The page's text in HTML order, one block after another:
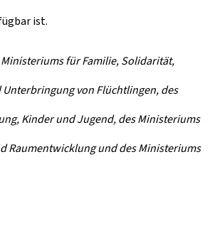
ist.
für Familie, Solidarität,
von Flüchtlingen, des
Kinder und Jugend, des Ministeriums
Raumentwicklung und des Ministeriums